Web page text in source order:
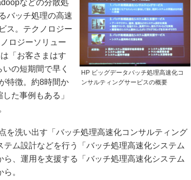
HP ビッグデータバッチ処理高速化コ
ンサルティングサービスの概要
などの分散処
バッチ処理の高速
ス。テクノロジー
ロジーソリュー
「お客さまはす
の短期間で早く
特徴。約8時間か
た事例もある」
を洗い出す「バッチ処理高速化コンサルティング
ム設計などを行う「バッチ処理高速化システム
、運用を支援する「バッチ処理高速化システム
。